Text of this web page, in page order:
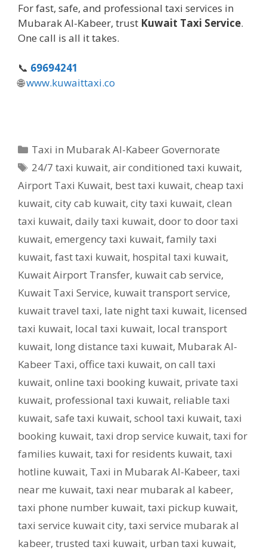
For fast, safe, and professional taxi services in
Mubarak Al-Kabeer, trust Kuwait Taxi Service.
One call is all it takes.
📞 69694241
🌐www.kuwaittaxi.co
Categories
Taxi in Mubarak Al-Kabeer Governorate
Tags
24/7 taxi kuwait,air conditioned taxi kuwait,
Airport Taxi Kuwait, best taxi kuwait, cheap taxi
kuwait, city cab kuwait, city taxi kuwait, clean
taxi kuwait, daily taxi kuwait, door to door taxi
kuwait, emergency taxi kuwait, family taxi
kuwait, fast taxi kuwait, hospital taxi kuwait,
Kuwait Airport Transfer, kuwait cab service,
Kuwait Taxi Service, kuwait transport service,
kuwait travel taxi, late night taxi kuwait, licensed
taxi kuwait, local taxi kuwait, local transport
kuwait, long distance taxi kuwait, Mubarak Al-
Kabeer Taxi, office taxi kuwait, on call taxi
kuwait, online taxi booking kuwait, private taxi
kuwait, professional taxi kuwait, reliable taxi
kuwait, safe taxi kuwait, school taxi kuwait, taxi
booking kuwait, taxi drop service kuwait, taxi for
families kuwait, taxi for residents kuwait, taxi
hotline kuwait, Taxi in Mubarak Al-Kabeer, taxi
near me kuwait, taxi near mubarak al kabeer,
taxi phone number kuwait, taxi pickup kuwait,
taxi service kuwait city, taxi service mubarak al
kabeer, trusted taxi kuwait, urban taxi kuwait,